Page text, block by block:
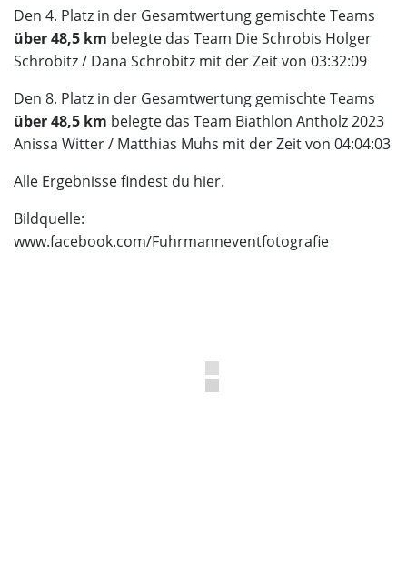
Den 4. Platz in der Gesamtwertung gemischte Teams
über 48,5 km belegte das Team Die Schrobis Holger
Schrobitz / Dana Schrobitz mit der Zeit von 03:32:09
Den 8. Platz in der Gesamtwertung gemischte Teams
über 48,5 km belegte das Team Biathlon Antholz 2023
Anissa Witter / Matthias Muhs mit der Zeit von 04:04:03
Alle Ergebnisse findest du hier.
Bildquelle:
www.facebook.com/Fuhrmanneventfotografie